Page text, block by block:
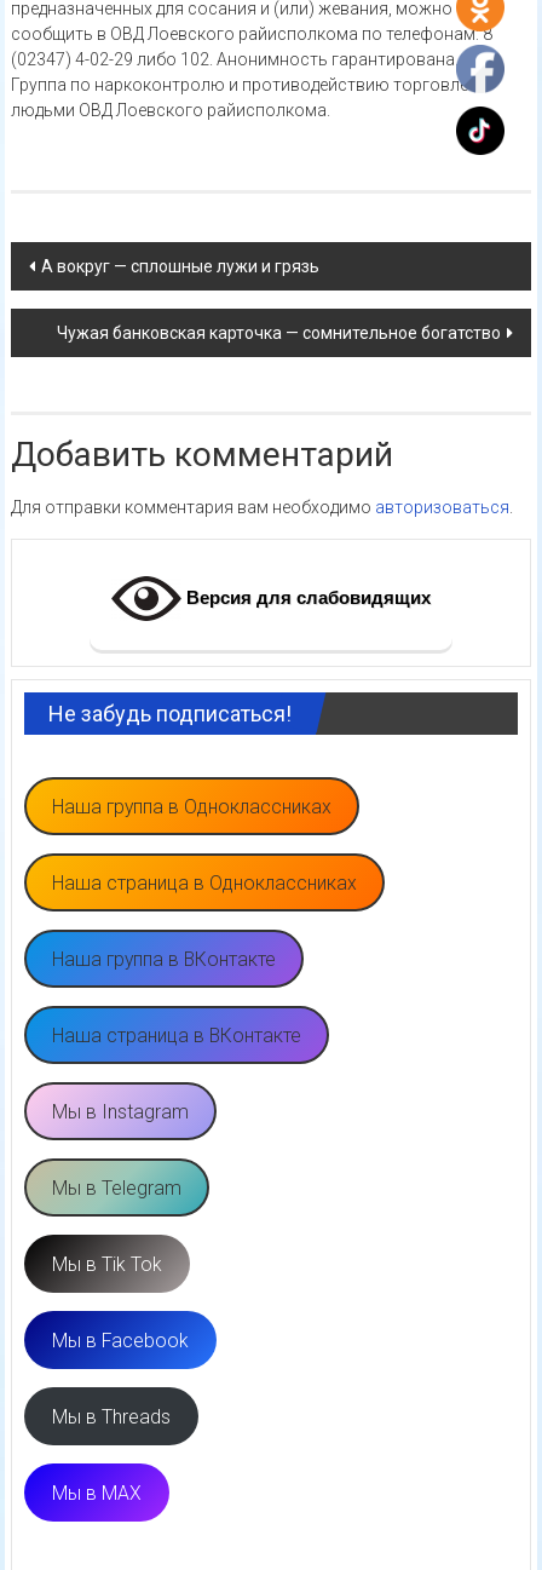
предназначенных для сосания и (или) жевания, можно
сообщить в ОВД Лоевского райисполкома по телефонам: 8
(02347) 4-02-29 либо 102. Анонимность гарантирована.
Группа по наркоконтролю и противодействию торговле
людьми ОВД Лоевского райисполкома.
Навигация
по
записям
А вокруг — сплошные лужи и грязь
Чужая банковская карточка — сомнительное богатство
Добавить комментарий
Для отправки комментария вам необходимо авторизоваться
Версия для слабовидящих
Не забудь подписаться!
Наша группа в Одноклассниках
Наша страница в Одноклассниках
Наша группа в ВКонтакте
Наша страница в ВКонтакте
Мы в Instagram
Мы в Telegram
Мы в Tik Tok
Мы в Facebook
Мы в Threads
Мы в MAX